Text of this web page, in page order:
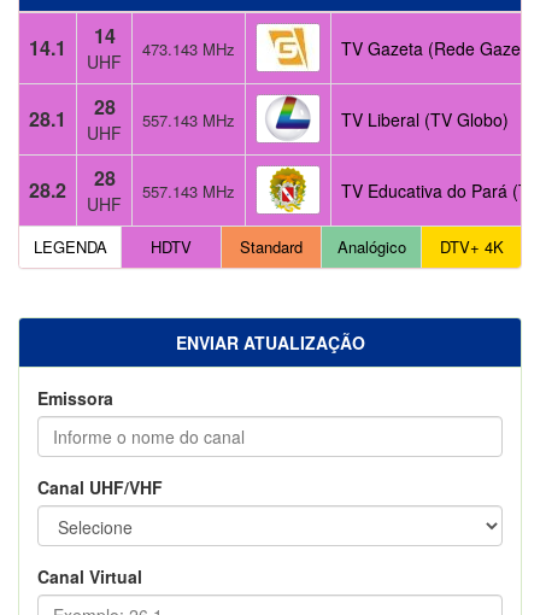
14.1 14
UHF
473.143 MHz TV Gazeta (Rede Gazeta)
28.1 28
UHF
557.143 MHz TV Liberal (TV Globo)
28.2 28
UHF
557.143 MHz TV Educativa do Pará
LEGENDA HDTV Standard Analógico DTV+ 4K
ENVIAR ATUALIZAÇÃO
Emissora
Canal UHF/VHF
Canal Virtual